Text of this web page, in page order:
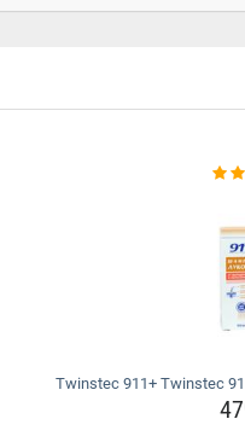
Twinstec 911+ Twinstec